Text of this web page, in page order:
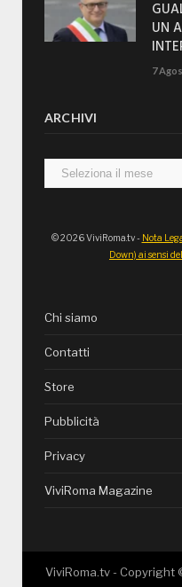
UN
7
ARCHIVI
Archivi
© 2026 ViviRoma.tv - Nota
Down) ai sensi
Chi siamo
Contatti
Store
Pubblicità
Privacy
ViviRoma Magazine
ViviRoma.tv - Copyright